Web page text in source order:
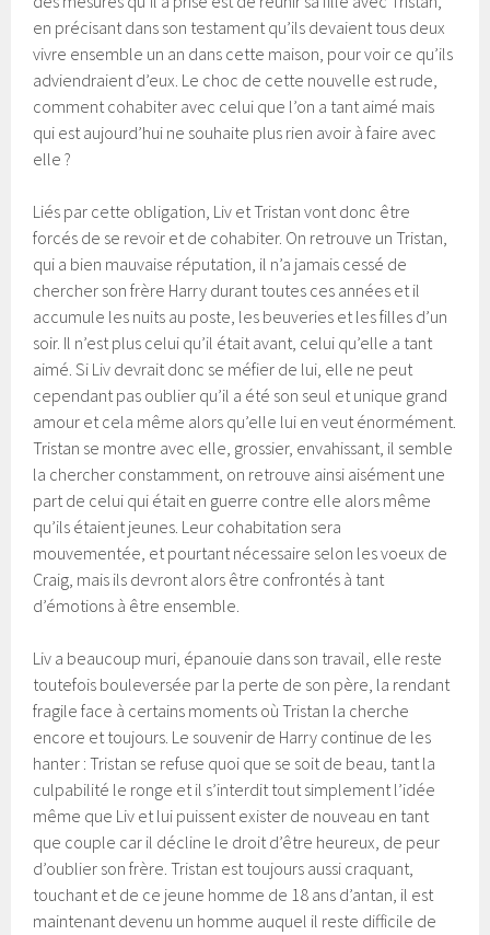
en précisant dans son testament qu’ils devaient tous deux
vivre ensemble un an dans cette maison, pour voir ce qu’ils
adviendraient d’eux. Le choc de cette nouvelle est rude,
comment cohabiter avec celui que l’on a tant aimé mais
qui est aujourd’hui ne souhaite plus rien avoir à faire avec
elle ?
Liés par cette obligation, Liv et Tristan vont donc être
forcés de se revoir et de cohabiter. On retrouve un Tristan,
qui a bien mauvaise réputation, il n’a jamais cessé de
chercher son frère Harry durant toutes ces années et il
accumule les nuits au poste, les beuveries et les filles d’un
soir. Il n’est plus celui qu’il était avant, celui qu’elle a tant
aimé. Si Liv devrait donc se méfier de lui, elle ne peut
cependant pas oublier qu’il a été son seul et unique grand
amour et cela même alors qu’elle lui en veut énormément.
Tristan se montre avec elle, grossier, envahissant, il semble
la chercher constamment, on retrouve ainsi aisément une
part de celui qui était en guerre contre elle alors même
qu’ils étaient jeunes. Leur cohabitation sera
mouvementée, et pourtant nécessaire selon les voeux de
Craig, mais ils devront alors être confrontés à tant
d’émotions à être ensemble.
Liv a beaucoup muri, épanouie dans son travail, elle reste
toutefois bouleversée par la perte de son père, la rendant
fragile face à certains moments où Tristan la cherche
encore et toujours. Le souvenir de Harry continue de les
hanter : Tristan se refuse quoi que se soit de beau, tant la
culpabilité le ronge et il s’interdit tout simplement l’idée
même que Liv et lui puissent exister de nouveau en tant
que couple car il décline le droit d’être heureux, de peur
d’oublier son frère. Tristan est toujours aussi craquant,
touchant et de ce jeune homme de 18 ans d’antan, il est
maintenant devenu un homme auquel il reste difficile de